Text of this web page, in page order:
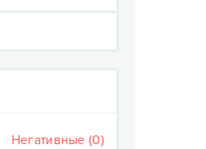
Негативные (0)